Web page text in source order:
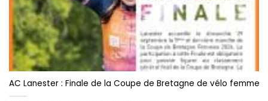
AC Lanester : Finale de la Coupe de Bretagne de vélo femmes